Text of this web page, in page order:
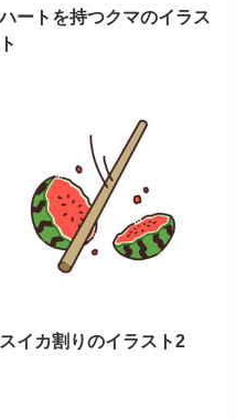
ハートを持つクマのイラス
ト
スイカ割りのイラスト2